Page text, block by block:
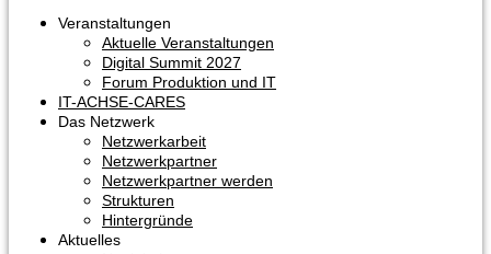
Veranstaltungen
Aktuelle Veranstaltungen
Digital Summit 2027
Forum Produktion und IT
IT-ACHSE-CARES
Das Netzwerk
Netzwerkarbeit
Netzwerkpartner
Netzwerkpartner werden
Strukturen
Hintergründe
Aktuelles